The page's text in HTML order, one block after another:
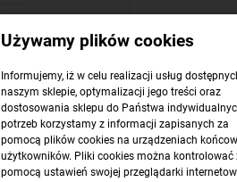
CE, EAC, ROHS
Używamy plików cookies
Informujemy, iż w celu realizacji usług
naszym sklepie, optymalizacji jego treści oraz
dostosowania sklepu do Państwa
potrzeb korzystamy z informacji zapisanych za
pomocą plików cookies na urządzeniach
użytkowników. Pliki cookies można kontrolować
pomocą ustawień swojej przeglądarki